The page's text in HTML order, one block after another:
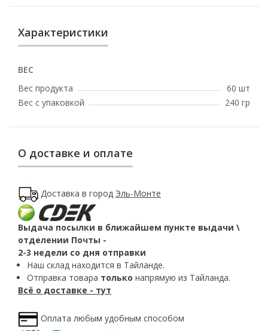
Характеристики
ВЕС
Вес продукта
60 шт
Вес с упаковкой
240 гр
О доставке и оплате
Доставка в город Эль-Монте
Выдача посылки в ближайшем пункте выдачи \
отделении Почты -
2-3 недели со дня отправки
Наш склад находится в Тайланде.
Отправка товара только напрямую из Тайланда.
Всё о доставке - тут
Оплата любым удобным способом